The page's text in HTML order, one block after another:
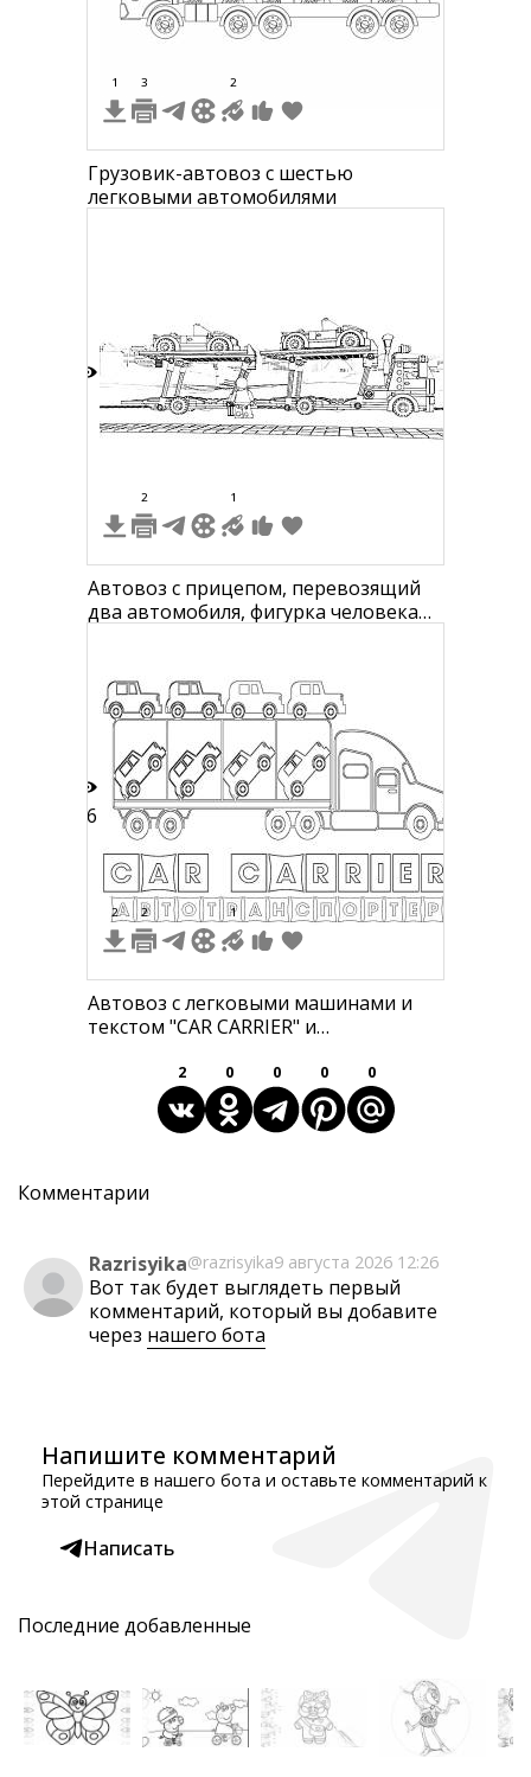
1 3 2
Грузовик-автовоз с шестью
легковыми автомобилями
2 1
Автовоз с прицепом, перевозящий
два автомобиля, фигурка человека
46
2 2 1
Автовоз с легковыми машинами и
текстом "CAR CARRIER" и
2 0 0 0 0
Комментарии
Razrisyika@razrisyika9 августа 2026 12:26
Вот так будет выглядеть первый
комментарий, который вы добавите
через нашего бота
Напишите комментарий
Перейдите в нашего бота и оставьте комментарий к
этой странице
Написать
Последние добавленные